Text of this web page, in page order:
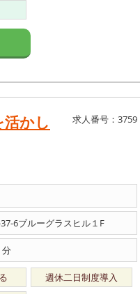
かし
求人番号：3759
6ブルーグラスヒル１F
週休二日制度導入